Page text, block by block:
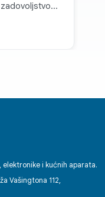
je
i kućnih aparata.
Vašingtona 112,